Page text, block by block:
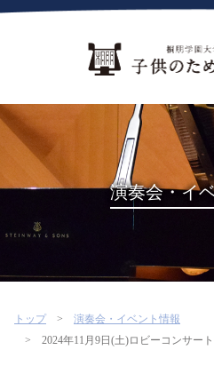
ホー
生徒募集
教室
コース
概要・
桐朋を選
インタビュ
よくあ
演奏会・イ
トップ
演奏会・イベント情報
2024年11月9日(土)ロビーコンサー